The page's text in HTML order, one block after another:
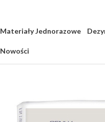
Materiały Jednorazowe
Nowości